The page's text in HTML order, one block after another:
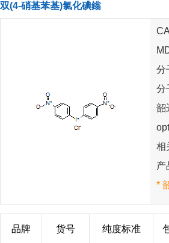
双(4-硝基苯基)氯化碘鎓
分
分
韶
相
产
*
品牌 货号 纯度标准